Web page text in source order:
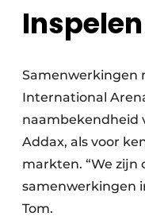
Samenwerkingen
International
naambekendheid
Addax, als voor
markten. “We zijn
samenwerkingen
Tom.